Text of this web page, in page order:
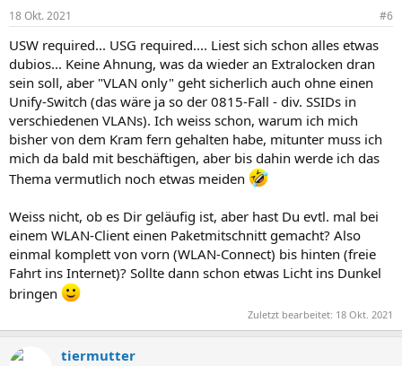
18 Okt. 2021 #6
USW required... USG required.... Liest sich schon alles etwas
dubios... Keine Ahnung, was da wieder an Extralocken dran
sein soll, aber "VLAN only" geht sicherlich auch ohne einen
Unify-Switch (das wäre ja so der 0815-Fall - div. SSIDs in
verschiedenen VLANs). Ich weiss schon, warum ich mich
bisher von dem Kram fern gehalten habe, mitunter muss ich
mich da bald mit beschäftigen, aber bis dahin werde ich das
Thema vermutlich noch etwas meiden
Weiss nicht, ob es Dir geläufig ist, aber hast Du evtl. mal bei
einem WLAN-Client einen Paketmitschnitt gemacht? Also
einmal komplett von vorn (WLAN-Connect) bis hinten (freie
Fahrt ins Internet)? Sollte dann schon etwas Licht ins Dunkel
bringen
Zuletzt bearbeitet: 18 Okt. 2021
tiermutter